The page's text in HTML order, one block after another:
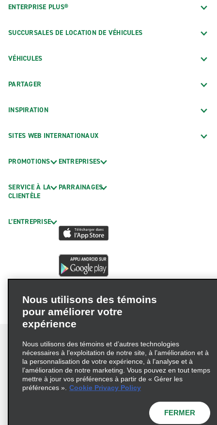
ENTERPRISE PLUS®
SUCCURSALES DE LOCATION DE VÉHICULES
VÉHICULES
PARTAGER
INSPIRATION
SITES WEB INTERNATIONAUX
PROMOTIONS
SERVICE À LA
CLIENTÈLE
L’ENTREPRISE
ENTREPRISES
PARRAINAGES
Conditions d’utilisation
Politique de confidentialité
Politique sur les fichiers témoins
Nous utilisons des témoins
pour améliorer votre
expérience
Nous utilisons des témoins et d’autres technologies
nécessaires à l’exploitation de notre site, à l’amélioration et à
la personnalisation de votre expérience, à l’analyse et à
l’amélioration de notre marketing. Vous pouvez en tout temps
mettre à jour vos préférences à partir de « Gérer les
préférences ». Cookie Privacy Policy
FERMER